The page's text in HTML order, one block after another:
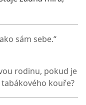
sám sebe.“
rodinu, pokud je
kouře?